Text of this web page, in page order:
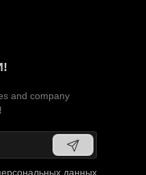
and company
данных